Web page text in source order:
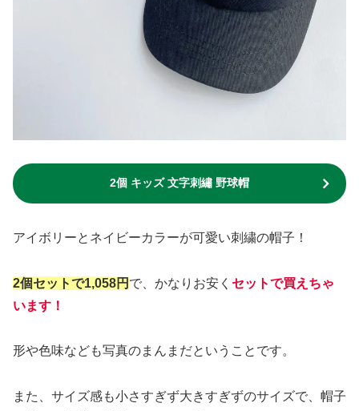
2個 キッズ 文字刺繡 野球帽
アイボリーとネイビーカラーが可愛い刺繍の帽子！
2個セットで1,058円 で、かなりお安く セットで買えちゃ
います！
形や色味なども写真のまんまだということです。
また、サイズ感も小さすぎず大きすぎずのサイズで、帽子